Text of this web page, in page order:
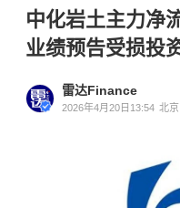
中化岩土主力净
业绩预告受损投
雷达Finance
2026年4月20日13:54 北京